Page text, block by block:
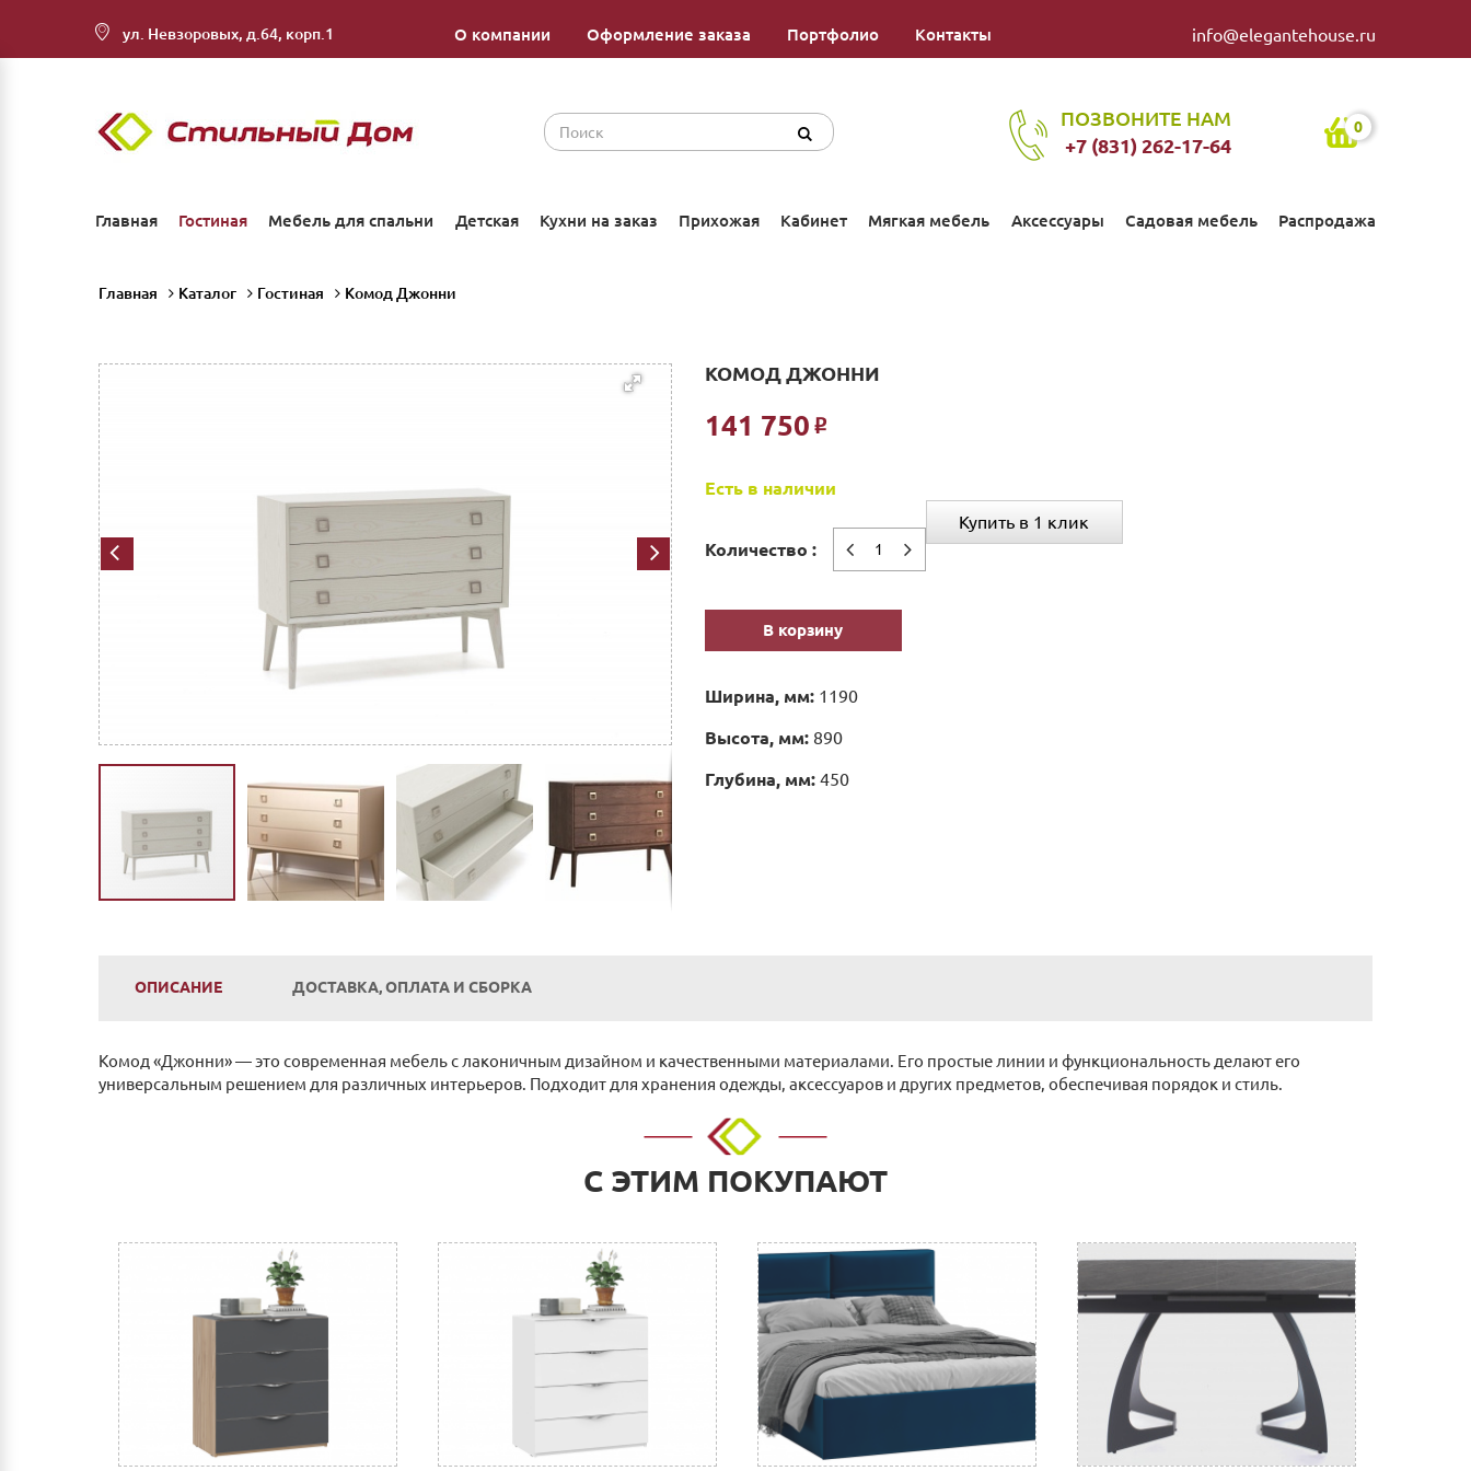
ул. Невзоровых, д.64, корп.1 О компании Оформление заказа Портфолио Контакты info@elegantehouse.ru
ПОЗВОНИТЕ НАМ
+7 (831) 262-17-64
0
Главная Гостиная Мебель для спальни Детская Кухни на заказ Прихожая Кабинет Мягкая мебель Аксессуары Садовая мебель Распродажа
Главная Каталог Гостиная Комод Джонни
КОМОД ДЖОННИ
141 750 Р
Есть в наличии
Количество :
В корзину
Купить в 1 клик
Ширина, мм:1190
Высота, мм:890
Глубина, мм:450
ОПИСАНИЕ
Комод «Джонни» — это современная мебель с лаконичным дизайном и качественными материалами. Его простые линии и функциональность делают его
универсальным решением для различных интерьеров. Подходит для хранения одежды, аксессуаров и других предметов, обеспечивая порядок и стиль.
ДОСТАВКА, ОПЛАТА И СБОРКА
Наличным и безналичным расчетом в салоне по адресу: г. Нижний Новгород, ул. Невзоровых, д.64, корп.1.
Оплата по счету: Безналичным переводом на расчетный счет. Для физических и юридических лиц.
Как оплатить:
Вы можете заполнить реквизиты при оформлении покупки в Корзине на сайте или прислать их нам на электронную почту (почта сайта)
После этого Вы получите счет для оплаты с необходимыми реквизитами, который можно оплатить в любом отделении банка, либо через Ваш интернет или
мобильный банк, выполнив перевод на счет организации, заполнив платежное поручение согласно полученному счету.
Доставка
Самовывоз из г.Нижнего Новгорода. (Склад: ул.Тимирязева д.15, Офис: ул. Невзоровых, д.64, корп.1)
Доставка до адреса: Индивидуальный расчет
До транспортной компании: 700 руб. Мы работаем такими транспортными компаниями как: ПЭК, СДЭК, Деловые линии. Оплата услуг транспортной
С ЭТИМ ПОКУПАЮТ